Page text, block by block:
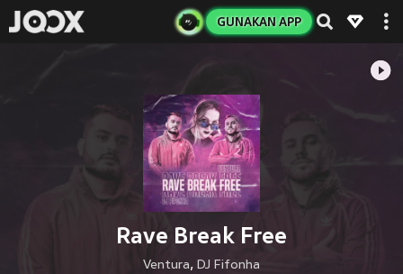
GUNAKAN APP
Rave Break Free
Ventura, DJ Fifonha